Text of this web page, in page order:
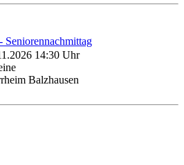
Seniorennachmittag
14:30 Uhr
Balzhausen